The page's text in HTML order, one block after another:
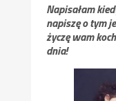
Napisałam
napiszę o tym
życzę wam
dnia!